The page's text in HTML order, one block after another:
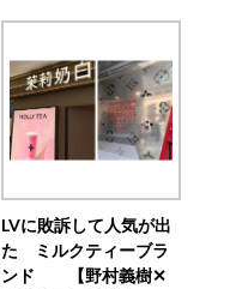
LVに敗訴して人気が出
た ミルクティーブラ
ンド 【野村義樹✕